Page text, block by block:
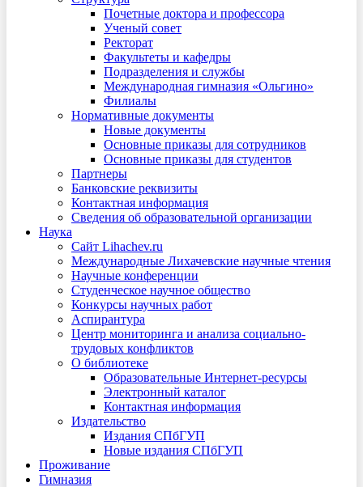
Почетные доктора и профессора
Ученый совет
Ректорат
Факультеты и кафедры
Подразделения и службы
Международная гимназия «Ольгино»
Филиалы
Нормативные документы
Новые документы
Основные приказы для сотрудников
Основные приказы для студентов
Партнеры
Банковские реквизиты
Контактная информация
Сведения об образовательной организации
Наука
Сайт Lihachev.ru
Международные Лихачевские научные чтения
Научные конференции
Студенческое научное общество
Конкурсы научных работ
Аспирантура
Центр мониторинга и анализа социально-
трудовых конфликтов
О библиотеке
Образовательные Интернет-ресурсы
Электронный каталог
Контактная информация
Издательство
Издания СПбГУП
Новые издания СПбГУП
Проживание
Гимназия